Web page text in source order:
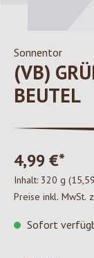
Sonnentor
(VB)
BEUTEL
4,99 €*
Inhalt: 320 g
Preise inkl. MwSt.
Sofort